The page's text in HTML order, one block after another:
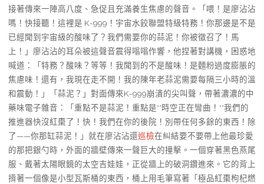
接著傳來一陣高八度、急促且充滿養生焦慮的聲音。「喂！是廖沾沾
嗎！快接聽！這裡是 K-999！宇宙水餃聯盟特級特務！你那邊是不是
已經聞到宇宙級的酸味了？我們需要你的蒜泥！你被徵召了！馬
上！」廖沾沾的耳朵被這聲音震得嗡嗡作響，他捏著對講機，困惑地
喊道：「特務？酸味？等等！我聞到的不是酸味！是麵粉過度膨脹的
焦慮味！還有，我現在走不開！我的陳年老蒜泥需要每隔三小時的溫
和震動！」「蒜泥？」對面傳來K-999崩潰的尖叫聲，帶著濃濃的中
藥味電子雜音：「重點不是蒜泥！重點是**時空正在彎曲！**我們的
推進器快沒紅棗了！快！我們在你的後院！別帶任何多餘的東西！除
了——你那缸蒜泥！」就在廖沾沾還巡檢在糾結要不要帶上他最珍愛
的那把銀勺時，外面的牆壁傳來一聲巨大的撞擊。一個穿著黑色燕尾
服、戴著太陽眼鏡的太空吉娃娃，正從牆上的破洞鑽進來。它的背上
揹著一個像是小型瓦斯桶的東西，桶上用毛筆寫著「極品紅棗枸杞燃